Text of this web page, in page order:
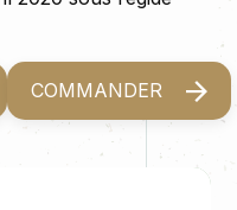
COMMANDER